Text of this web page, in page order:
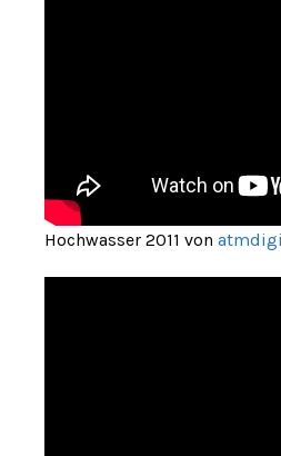
Hochwasser 2011 von